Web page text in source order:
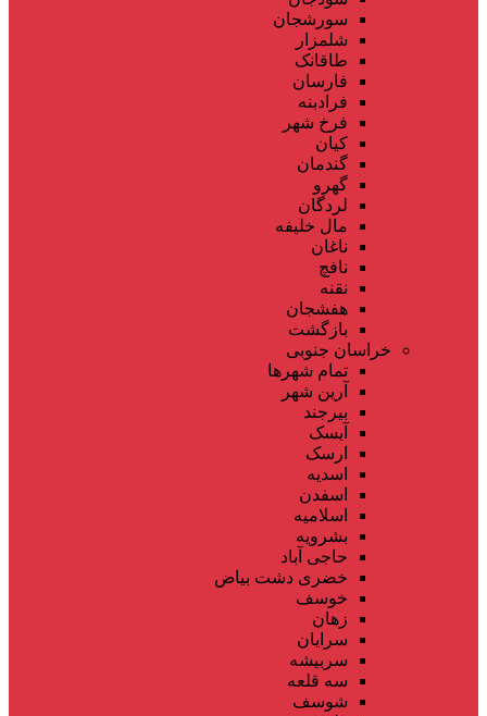
سورشجان
شلمزار
طاقانک
فارسان
فرادبنه
فرخ شهر
کیان
گندمان
گهرو
لردگان
مال خلیفه
ناغان
نافچ
نقنه
هفشجان
بازگشت
خراسان جنوبی
تمام شهر‌ها
آرین شهر
بیرجند
آیسک
ارسک
اسدیه
اسفدن
اسلامیه
بشرویه
حاجی آباد
خضری دشت بیاض
خوسف
زهان
سرایان
سربیشه
سه قلعه
شوسف